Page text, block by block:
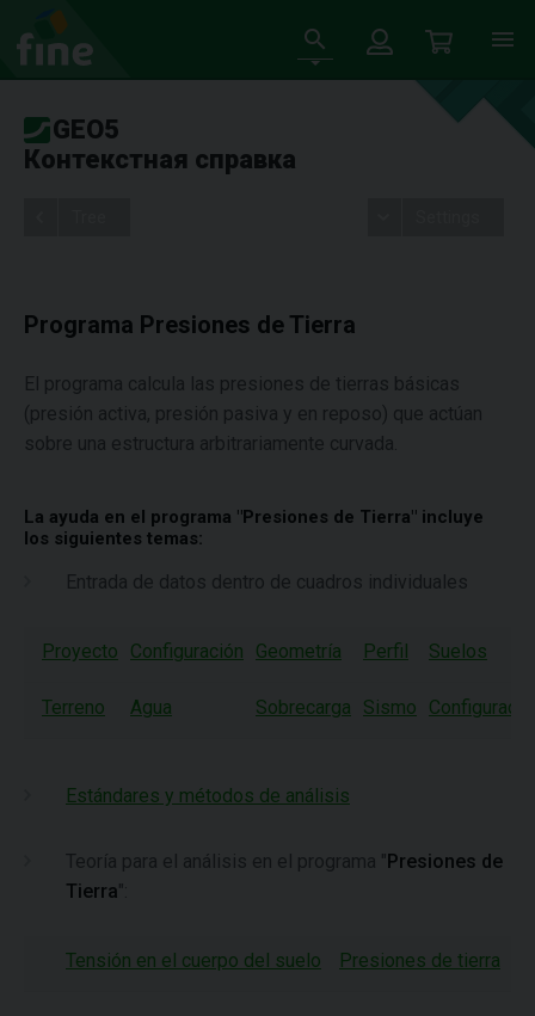
GEO5
Контекстная справка
Programa Presiones de Tierra
El programa calcula las presiones de tierras básicas
(presión activa, presión pasiva y en reposo) que actúan
sobre una estructura arbitrariamente curvada.
La ayuda en el programa "Presiones de Tierra" incluye
los siguientes temas:
Entrada de datos dentro de cuadros individuales
Proyecto Configuración Geometría Perfil Suelos
Terreno Agua Sobrecarga Sismo
Estándares y métodos de análisis
Teoría para el análisis en el programa "Presiones de
Tierra":
Tensión en el cuerpo del suelo Presiones de tierra